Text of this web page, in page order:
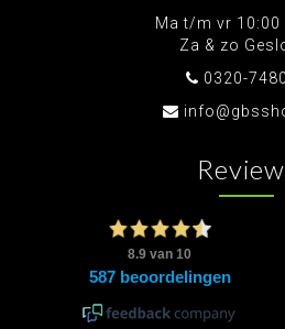
Ma t/m vr 10:00
Za & zo
0320-